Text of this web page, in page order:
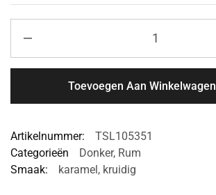
Toevoegen Aan Winkelwagen
Artikelnummer:
TSL105351
Categorieën
Donker, Rum
Smaak:
karamel, kruidig